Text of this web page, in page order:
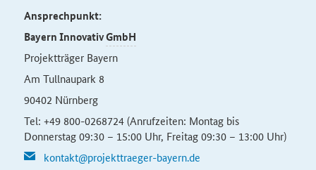
Ansprechpunkt:
Bayern InnovativGmbH
Projektträger Bayern
Am Tullnaupark 8
90402 Nürnberg
Tel: +49 800-0268724 (Anrufzeiten: Montag bis
Donnerstag 09:30 – 15:00 Uhr, Freitag 09:30 – 13:00 Uhr)
kontakt@projekttraeger-bayern.de